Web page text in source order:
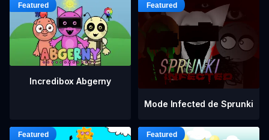
Incredibox Abgerny
Mode Infected de Sprunki